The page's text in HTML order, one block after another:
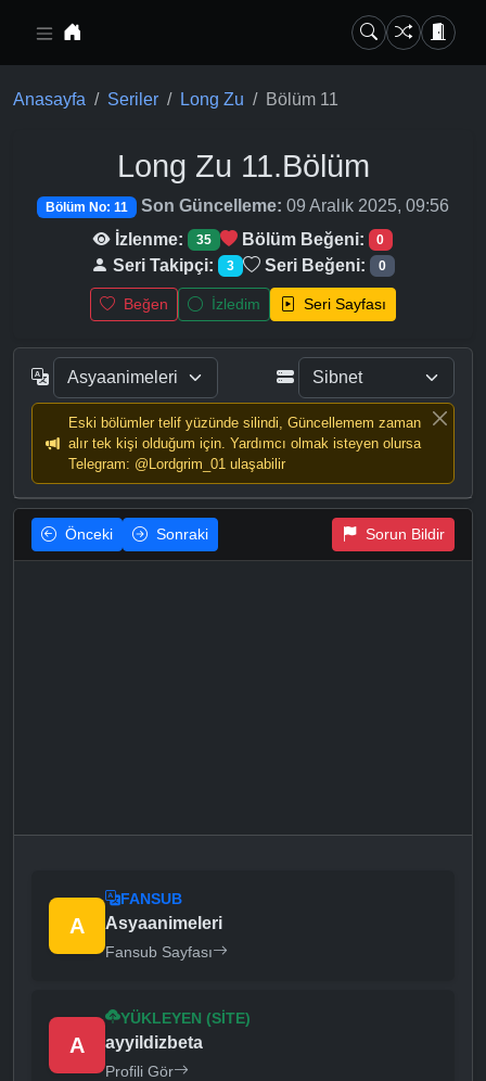
Anasayfa Seriler Long Zu Bölüm 11
Long Zu 11.Bölüm
Bölüm No: 11 Son Güncelleme: 09 Aralık 2025, 09:56
İzlenme:
35 Bölüm Beğeni: 0
Seri Takipçi: 3 Seri Beğeni: 0
Beğen İzledim Seri Sayfası
Eski bölümler telif yüzünde silindi, Güncellemem zaman
alır tek kişi olduğum için. Yardımcı olmak isteyen olursa
Telegram: @Lordgrim_01 ulaşabilir
Önceki Sonraki Sorun Bildir
A
FANSUB
Asyaanimeleri
Fansub Sayfası
A
YÜKLEYEN (SITE)
ayyildizbeta
Profili Gör